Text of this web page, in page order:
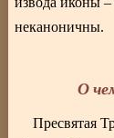
неканоничны.
О
Пресвятая